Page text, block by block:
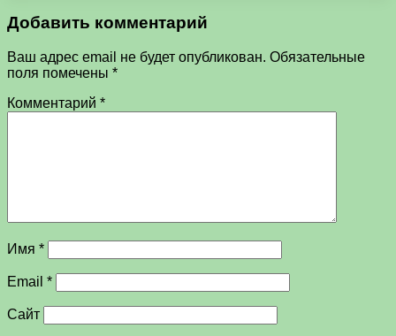
Добавить комментарий
Ваш адрес email не будет опубликован. Обязательные
поля помечены *
Комментарий *
Имя *
Email *
Сайт